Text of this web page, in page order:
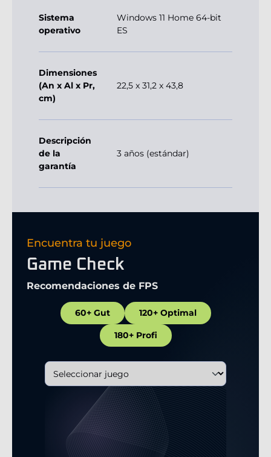
Sistema
operativo
Windows 11 Home 64-bit
ES
Dimensiones
(An x Al x Pr,
cm)
22,5 x 31,2 x 43,8
Descripción
de la
garantía
3 años (estándar)
Encuentra tu juego
Game Check
Recomendaciones de FPS
60+ Gut 120+ Optimal
180+ Profi